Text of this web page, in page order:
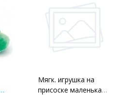
Мягк. игрушка на
присоске маленькая